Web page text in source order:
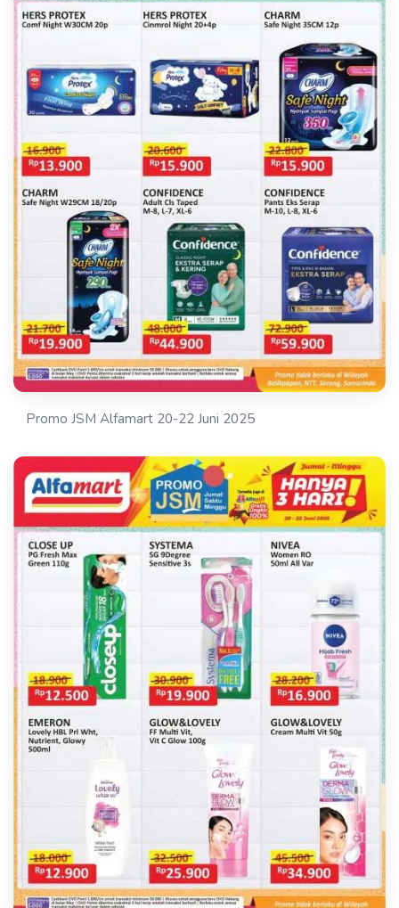
Promo JSM Alfamart 20-22 Juni 2025